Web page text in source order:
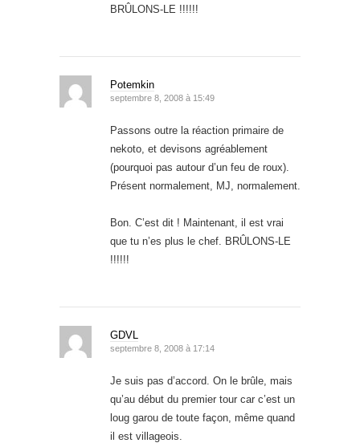
BRÛLONS-LE !!!!!!
Potemkin
septembre 8, 2008 à 15:49
Passons outre la réaction primaire de
nekoto, et devisons agréablement
(pourquoi pas autour d’un feu de roux).
Présent normalement, MJ, normalement.
Bon. C’est dit ! Maintenant, il est vrai
que tu n’es plus le chef. BRÛLONS-LE
!!!!!!
GDVL
septembre 8, 2008 à 17:14
Je suis pas d’accord. On le brûle, mais
qu’au début du premier tour car c’est un
loug garou de toute façon, même quand
il est villageois.